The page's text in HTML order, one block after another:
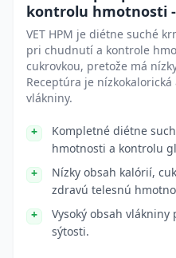
kontrolu hmotnosti -
VET HPM je diétne suché
pri chudnutí a kontrole
cukrovkou, pretože má
Receptúra je
vlákniny.
Kompletné diétne
hmotnosti a kontrolu
Nízky obsah kalórií,
zdravú telesnú
Vysoký obsah
sýtosti.